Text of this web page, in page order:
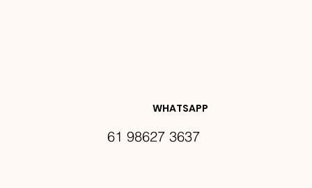
DES E
WHATSAPP
61 98627 3637